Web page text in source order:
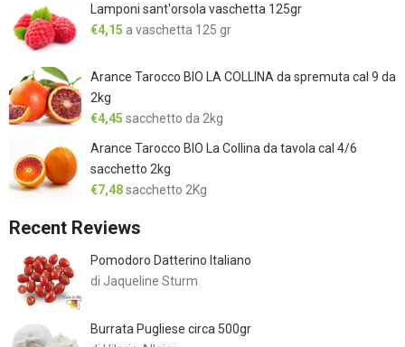
Lamponi sant'orsola vaschetta 125gr
€4,15 a vaschetta 125 gr
Arance Tarocco BIO LA COLLINA da spremuta cal 9 da
2kg
€4,45 sacchetto da 2kg
Arance Tarocco BIO La Collina da tavola cal 4/6
sacchetto 2kg
€7,48sacchetto 2Kg
Recent Reviews
Pomodoro Datterino Italiano
di Jaqueline Sturm
Burrata Pugliese circa 500gr